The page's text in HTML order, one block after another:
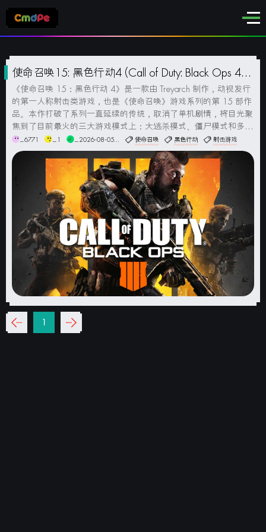
使命召唤15: 黑色行动4 (Call of Duty: Black Ops 4)
简体中文版
《使命召唤 15：黑色行动 4》是一款由 Treyarch 制作，动视发行
的第一人称射击类游戏，也是《使命召唤》游戏系列的第 15 部作
品。本作打破了系列一直延续的传统，取消了单机剧情，将目光聚
焦到了目前最火的三大游戏模式上：大逃杀模式、僵尸模式和多人
模式。大逃杀模式名为“Black Out”，游戏地图规模为 1500 倍的核
爆镇，将加入《黑色行动》系列单机...
_6771 _1 _2026-08-05... 使命召唤 黑色行动 射击游戏
‹‹ 1 ››